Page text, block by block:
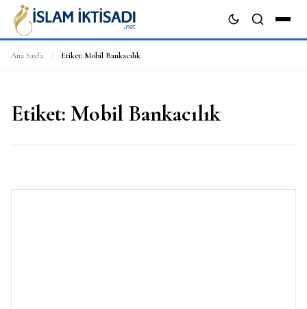
Ana Sayfa / Etiket: Mobil Bankacılık
Etiket: Mobil Bankacılık